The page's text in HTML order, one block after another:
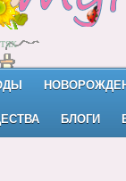
БЛОГИ